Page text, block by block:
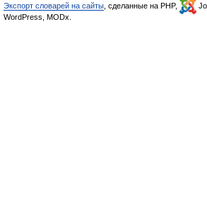
Экспорт словарей на сайты , сделанные на PHP,
WordPress, MODx.